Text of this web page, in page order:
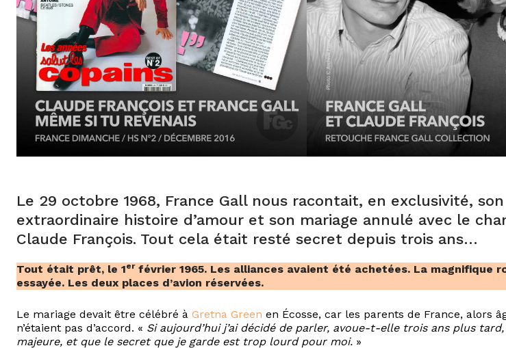
Le 29 octobre 1968, France Gall nous racontait, en exclusivité, son
extraordinaire histoire d’amour et son mariage annulé avec le
Claude François. Tout cela était resté secret depuis trois ans…
Tout était prêt, le 1erfévrier 1965. Les alliances avaient été achetées. La magnifique
essayée. Les deux places d’avion réservées.
Le mariage devait être célébré à Gretna Green en Écosse, car les parents de France, alors
n’étaient pas d’accord. « Si aujourd’hui j’ai décidé de parler, avoue-t-elle trois ans plus tard,
majeure, et que le secret que je garde est trop lourd pour moi. »